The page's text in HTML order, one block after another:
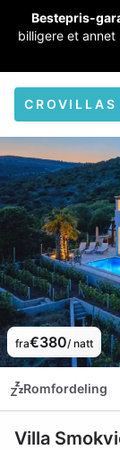
Bestepris-
billigere et annet
CROVILLAS
fra€380/ natt
Romfordeling
Villa